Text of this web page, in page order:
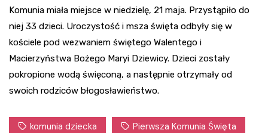
Komunia miała miejsce w niedzielę, 21 maja. Przystąpiło do
niej 33 dzieci. Uroczystość i msza święta odbyły się w
kościele pod wezwaniem świętego Walentego i
Macierzyństwa Bożego Maryi Dziewicy. Dzieci zostały
pokropione wodą święconą, a następnie otrzymały od
swoich rodziców błogosławieństwo.
komunia dziecka Pierwsza Komunia Święta